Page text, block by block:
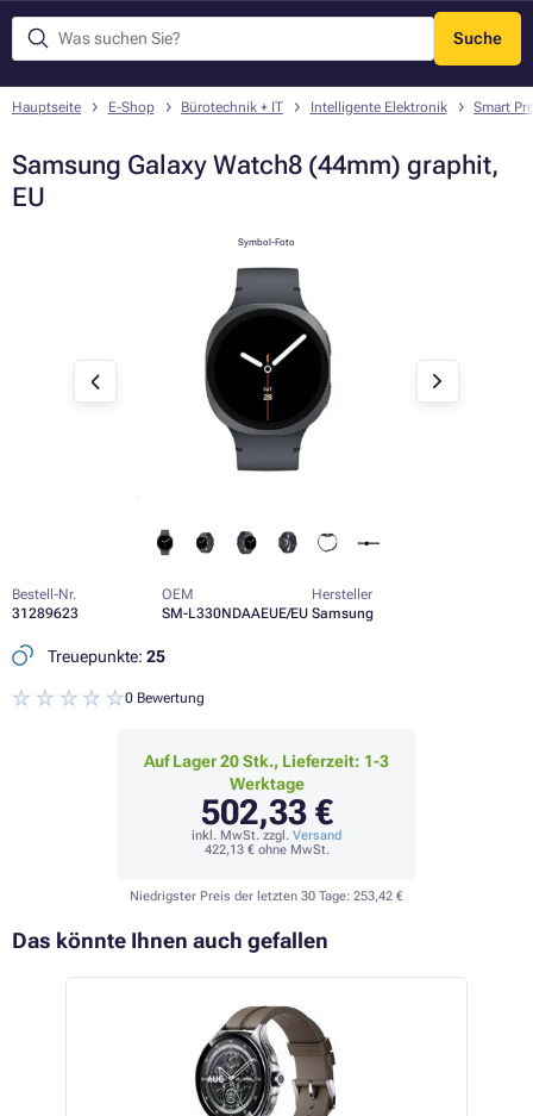
Suche
Menü
Hauptseite E-Shop Bürotechnik + IT Intelligente Elektronik Smart
Samsung Galaxy Watch8 (44mm) graphit,
EU
Symbol-Foto
Bestell-Nr.
31289623
OEM
SM-L330NDAAEUE/EU
Hersteller
Samsung
Treuepunkte: 25
0 Bewertung
Auf Lager 20 Stk., Lieferzeit: 1-3
Werktage
502,33 €
inkl. MwSt. zzgl. Versand
422,13 €ohne MwSt.
Niedrigster Preis der letzten 30 Tage: 253,42 €
Das könnte Ihnen auch gefallen